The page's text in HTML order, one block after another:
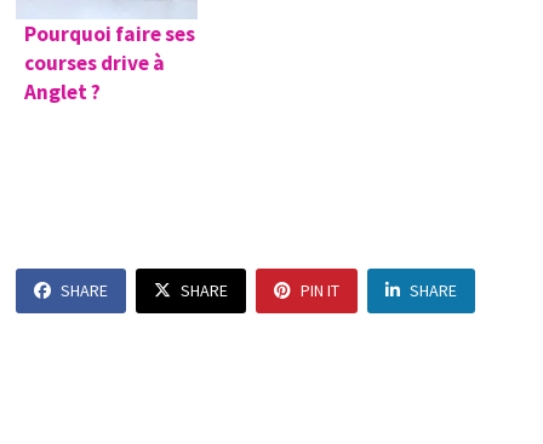
Pourquoi faire ses
courses drive à
Anglet ?
SHARE SHARE PIN IT SHARE